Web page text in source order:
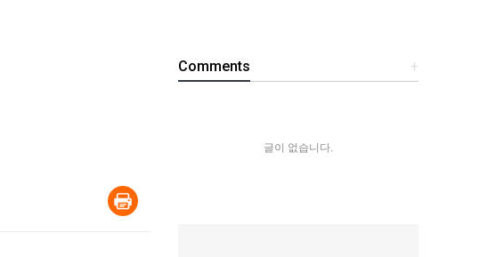
+
Comments
글이 없습니다.